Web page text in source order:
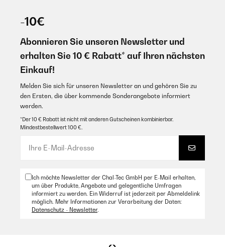
-10€
Abonnieren Sie unseren Newsletter und
erhalten Sie 10 € Rabatt* auf Ihren nächsten
Einkauf!
Melden Sie sich für unseren Newsletter an und gehören Sie zu
den Ersten, die über kommende Sonderangebote informiert
werden.
*Der 10 € Rabatt ist nicht mit anderen Gutscheinen kombinierbar.
Mindestbestellwert 100 €.
Ich möchte Newsletter der Chal-Tec GmbH per E-Mail erhalten,
um über Produkte, Angebote und gelegentliche Umfragen
informiert zu werden. Ein Widerruf ist jederzeit per Abmeldelink
möglich. Mehr Informationen zur Verarbeitung der Daten:
Datenschutz - Newsletter.